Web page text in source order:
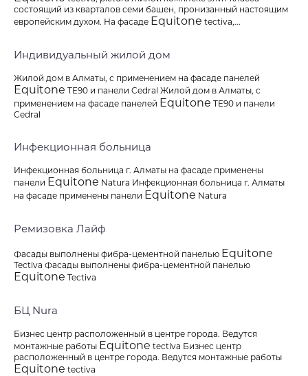
состоящий из кварталов семи башен, пронизанный настоящим
европейским духом. На фасаде Equitone tectiva,...
Индивидуальный жилой дом
Жилой дом в Алматы, с применением на фасаде панелей
Equitone TE90 и панели Cedral Жилой дом в Алматы, с
применением на фасаде панелей Equitone TE90 и панели
Cedral
Инфекционная больница
Инфекционная больница г. Алматы на фасаде применены
панели Equitone Natura Инфекционная больница г. Алматы
на фасаде применены панели Equitone Natura
Ремизовка Лайф
Фасады выполнены фибра-цементной панелью Equitone
Tectiva Фасады выполнены фибра-цементной панелью
Equitone Tectiva
БЦ Nura
Бизнес центр расположенный в центре города. Ведутся
монтажные работы Equitone tectiva Бизнес центр
расположенный в центре города. Ведутся монтажные работы
Equitone tectiva
Спасибо
Мы получили ваше сообщение, скоро
мы с Вами свяжемся.